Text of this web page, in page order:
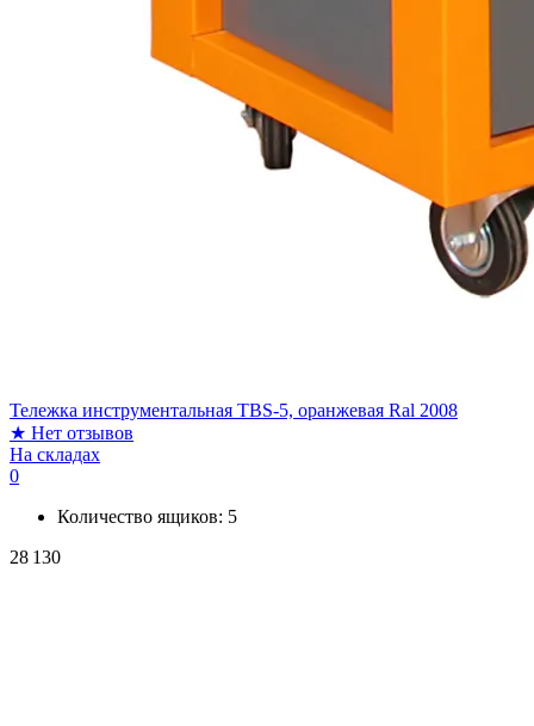
Тележка инструментальная TBS-5, оранжевая Ral 2008
★ Нет отзывов
На складах
0
Количество ящиков: 5
28 130